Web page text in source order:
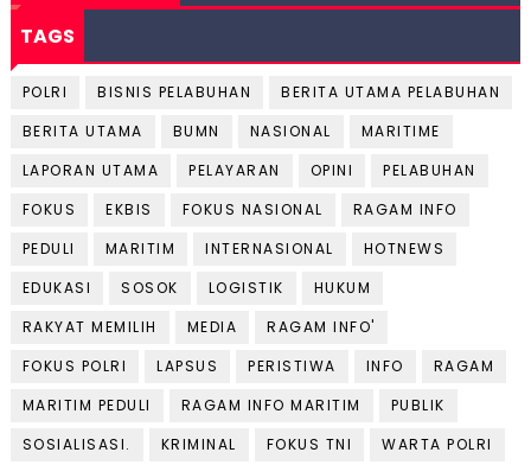
TAGS
POLRI BISNIS PELABUHAN
BERITA UTAMA PELABUHAN
BERITA UTAMA
BUMN NASIONAL
MARITIME
LAPORAN UTAMA
PELAYARAN OPINI
PELABUHAN
FOKUS
EKBIS FOKUS NASIONAL
RAGAM INFO
PEDULI
MARITIM INTERNASIONAL
HOTNEWS
EDUKASI
SOSOK LOGISTIK
HUKUM
RAKYAT MEMILIH
MEDIA
RAGAM INFO'
FOKUS POLRI
LAPSUS PERISTIWA INFO
RAGAM
MARITIM PEDULI
RAGAM INFO MARITIM
PUBLIK
SOSIALISASI.
KRIMINAL FOKUS TNI
WARTA POLRI